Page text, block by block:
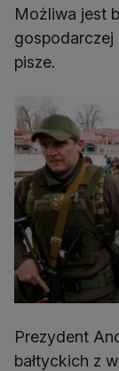
Możliwa jest
gospodarczej
pisze.
Prezydent
bałtyckich z